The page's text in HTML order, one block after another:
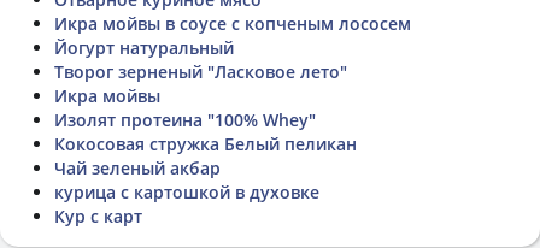
Икра мойвы в соусе с копченым лососем
Йогурт натуральный
Творог зерненый "Ласковое лето"
Икра мойвы
Изолят протеина "100% Whey"
Кокосовая стружка Белый пеликан
Чай зеленый акбар
курица с картошкой в духовке
Кур с карт